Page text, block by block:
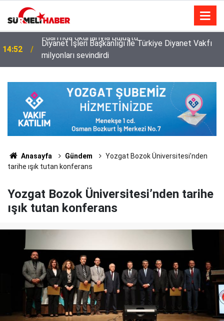
14:52
Diyanet İşleri Başkanlığı ile Türkiye Diyanet Vakfı
milyonları sevindirdi
Anasayfa Gündem
Yozgat Bozok Üniversitesi’nden
tarihe ışık tutan konferans
Yozgat Bozok Üniversitesi’nden tarihe
ışık tutan konferans